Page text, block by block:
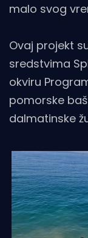
malo svog
Ovaj projekt
sredstvima
okviru
pomorske
dalmatinske